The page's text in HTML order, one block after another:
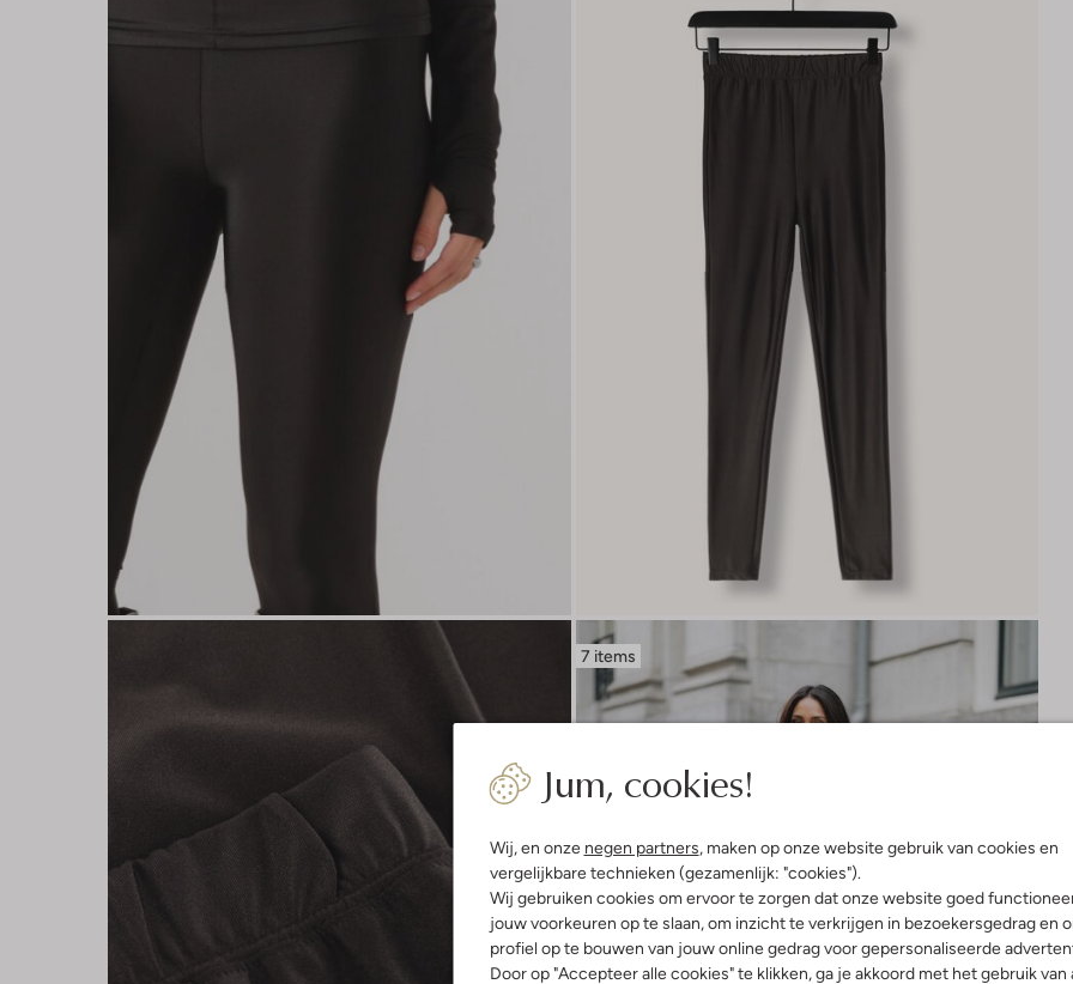
Jum, cookies!
Wij, en onze negen partners, maken op onze website gebruik van cookies en
vergelijkbare technieken (gezamenlijk: "cookies").
Wij gebruiken cookies om ervoor te zorgen dat onze website goed
jouw voorkeuren op te slaan, om inzicht te verkrijgen in bezoekersgedrag en
profiel op te bouwen van jouw online gedrag voor gepersonaliseerde
Door op "Accepteer alle cookies" te klikken, ga je akkoord met het gebruik van
7 items